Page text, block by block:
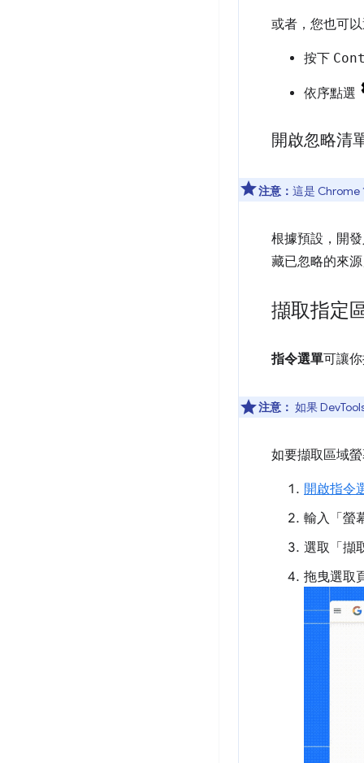
或者，您也可
按下
依序點選
開啟忽略清
注意： 這是 Chrome
根據預設，開
藏已忽略的來
擷取指定
指令選單可讓
注意： 如果
如要擷取區域
開啟指令
輸入「螢
選取「擷
拖曳選取